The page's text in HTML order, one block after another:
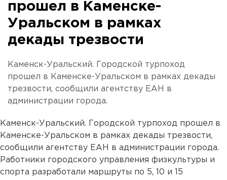
прошел в Каменске-
Уральском в рамках
декады трезвости
Каменск-Уральский. Городской турпоход
прошел в Каменске-Уральском в рамках декады
трезвости, сообщили агентству ЕАН в
администрации города.
Каменск-Уральский. Городской турпоход прошел в
Каменске-Уральском в рамках декады трезвости,
сообщили агентству ЕАН в администрации города.
Работники городского управления физкультуры и
спорта разработали маршруты по 5, 10 и 15